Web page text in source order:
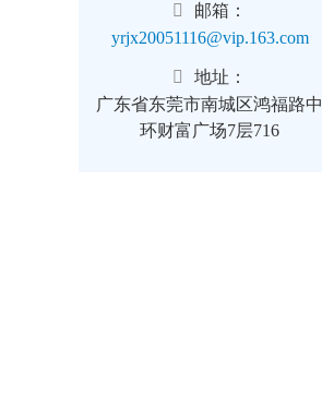
邮箱：
yrjx20051116@vip.163.com
地址：
广东省东莞市南城区鸿福路中
环财富广场7层716